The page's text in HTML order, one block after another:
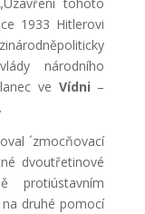
tohoto
1933 Hitlerovi
národního
ve Vídni –
.
´zmocňovací
dvoutřetinové
protiústavním
druhé pomocí